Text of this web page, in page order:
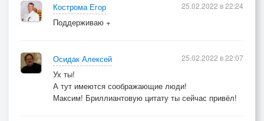
Кострома Егор
Поддерживаю +
25.02.2022 в 22:24
Осидак Алексей
Ух ты!
А тут имеются соображающие люди!
Максим! Бриллиантовую цитату ты сейчас привёл!
25.02.2022 в 22:07